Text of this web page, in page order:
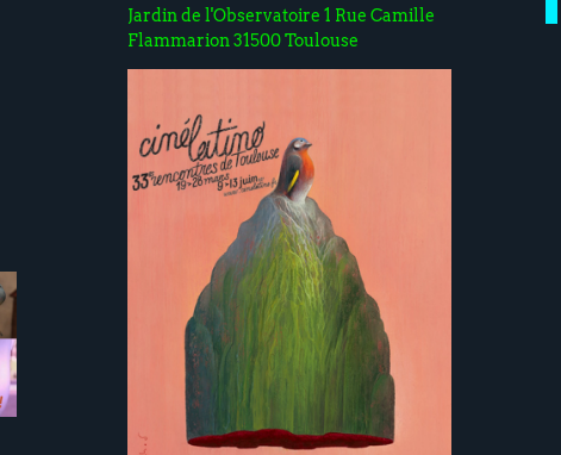
Jardin de l'Observatoire 1 Rue Camille
Flammarion 31500 Toulouse